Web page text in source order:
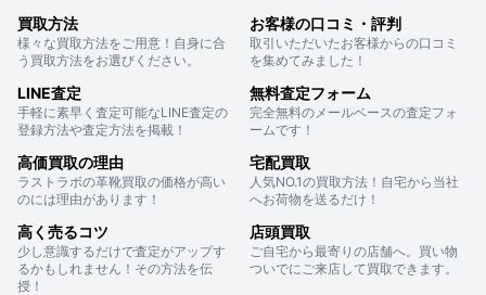
買取方法
様々な買取方法をご用意！自身に合
う買取方法をお選びください。
お客様の口コミ・評判
取引いただいたお客様からの口コミ
を集めてみました！
LINE査定
手軽に素早く査定可能なLINE査定の
登録方法や査定方法を掲載！
無料査定フォーム
完全無料のメールベースの査定フォ
ームです！
高価買取の理由
ラストラボの革靴買取の価格が高い
のには理由があります！
宅配買取
人気NO.1の買取方法！自宅から当社
へお荷物を送るだけ！
高く売るコツ
少し意識するだけで査定がアップす
るかもしれません！その方法を伝
授！
店頭買取
ご自宅から最寄りの店舗へ。買い物
ついでにご来店して買取できます。